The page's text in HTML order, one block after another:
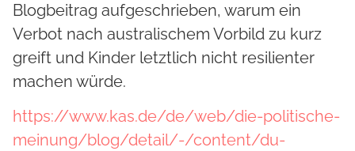
Blogbeitrag aufgeschrieben, warum ein
Verbot nach australischem Vorbild zu kurz
greift und Kinder letztlich nicht resilienter
machen würde.
https://www.kas.de/de/web/die-politische-
meinung/blog/detail/-/content/du-